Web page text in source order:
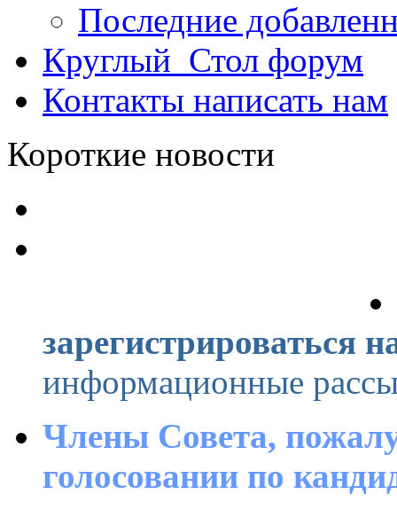
Последние
Круглый_Стол форум
Контакты написать нам
Короткие новости
зарегистрироваться
информационные
Члены Совета,
голосовании по